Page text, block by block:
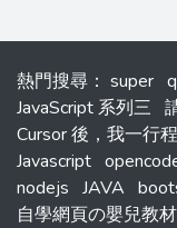
熱門搜尋 ： super
JavaScript 系列三
Cursor 後，我一行
Javascript
nodejs JAVA
自學網頁の嬰兒教材